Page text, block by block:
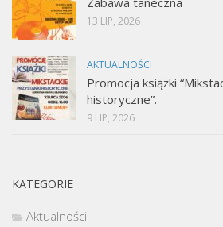
13 LIP, 2026
AKTUALNOŚCI
Promocja książki
historyczne”.
9 LIP, 2026
KATEGORIE
Aktualności